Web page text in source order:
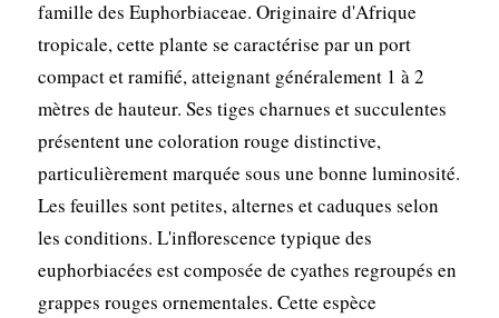
famille des Euphorbiaceae. Originaire d'Afrique
tropicale, cette plante se caractérise par un port
compact et ramifié, atteignant généralement 1 à 2
mètres de hauteur. Ses tiges charnues et succulentes
présentent une coloration rouge distinctive,
particulièrement marquée sous une bonne luminosité.
Les feuilles sont petites, alternes et caduques selon
les conditions. L'inflorescence typique des
euphorbiacées est composée de cyathes regroupés en
grappes rouges ornementales. Cette espèce